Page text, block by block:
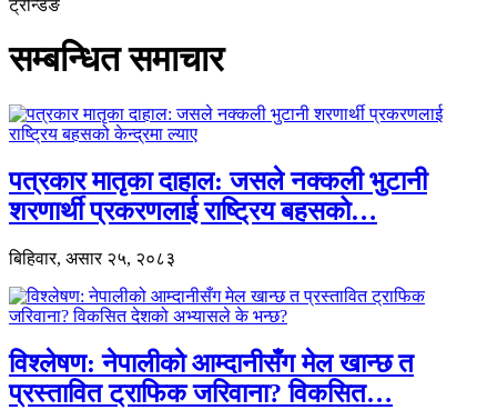
ट्रेन्डिङ
सम्बन्धित समाचार
पत्रकार मातृका दाहाल: जसले नक्कली भुटानी
शरणार्थी प्रकरणलाई राष्ट्रिय बहसको…
बिहिवार, असार २५, २०८३
विश्लेषण: नेपालीको आम्दानीसँग मेल खान्छ त
प्रस्तावित ट्राफिक जरिवाना? विकसित…